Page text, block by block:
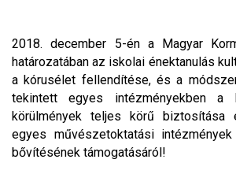
2018. december 5-én a Magyar
határozatában az iskolai énektanulás
a kórusélet fellendítése, és a
tekintett egyes intézményekben a
körülmények teljes körű biztosítása
egyes művészetoktatási
bővítésének támogatásáról!